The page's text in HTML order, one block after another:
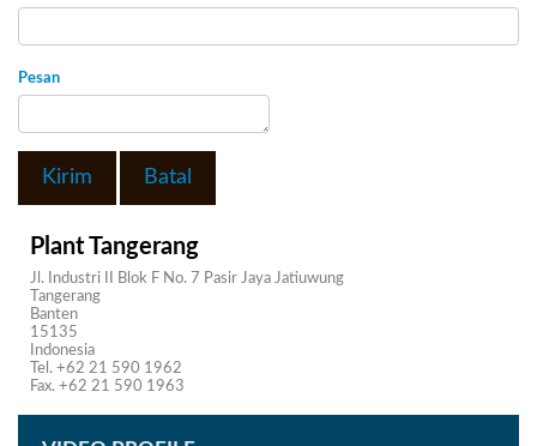
Pesan
Kirim Batal
Plant Tangerang
Jl. Industri II Blok F No. 7 Pasir Jaya Jatiuwung
Tangerang
Banten
15135
Indonesia
Tel. +62 21 590 1962
Fax. +62 21 590 1963